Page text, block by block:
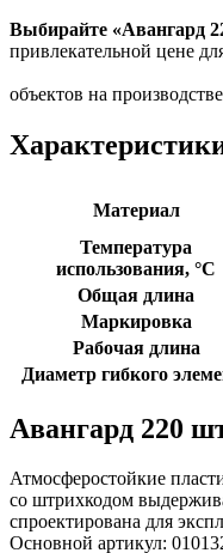
Выбирайте «Авангард
привлекательной цене
объектов на
Материал
Температура
использования, °C
Общая длина
Маркировка
Рабочая длина
Диаметр гибкого
Авангард 220
Атмосферостойкие
со штрихкодом
спроектирована для
Основной артикул: